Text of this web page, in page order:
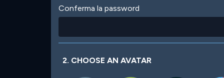
Conferma la password
2. CHOOSE AN AVATAR